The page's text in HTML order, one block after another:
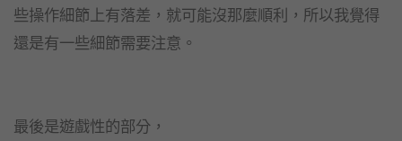
些操作細節上有落差，就可能沒那麼順利，所以我覺得
還是有一些細節需要注意。
最後是遊戲性的部分，